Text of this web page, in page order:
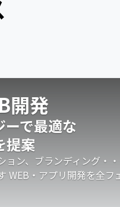
開発
ーで最適な
提案
ョン、ブランディング・・
WEB・アプリ開発を全フ